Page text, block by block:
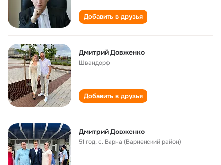
Добавить в друзья
Дмитрий Довженко
Швандорф
Добавить в друзья
Дмитрий Довженко
51 год,с. Варна (Варненский район)